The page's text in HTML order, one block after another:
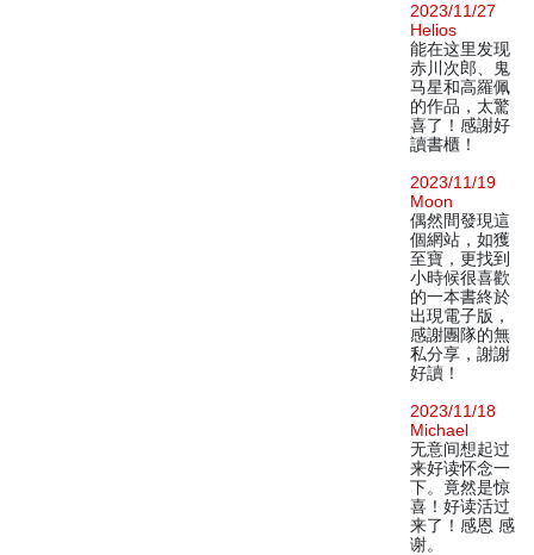
2023/11/27
Helios
能在这里发现
赤川次郎、鬼
马星和高羅佩
的作品，太驚
喜了！感謝好
讀書櫃！
2023/11/19
Moon
偶然間發現這
個網站，如獲
至寶，更找到
小時候很喜歡
的一本書終於
出現電子版，
感謝團隊的無
私分享，謝謝
好讀！
2023/11/18
Michael
无意间想起过
来好读怀念一
下。竟然是惊
喜！好读活过
来了！感恩 感
谢。